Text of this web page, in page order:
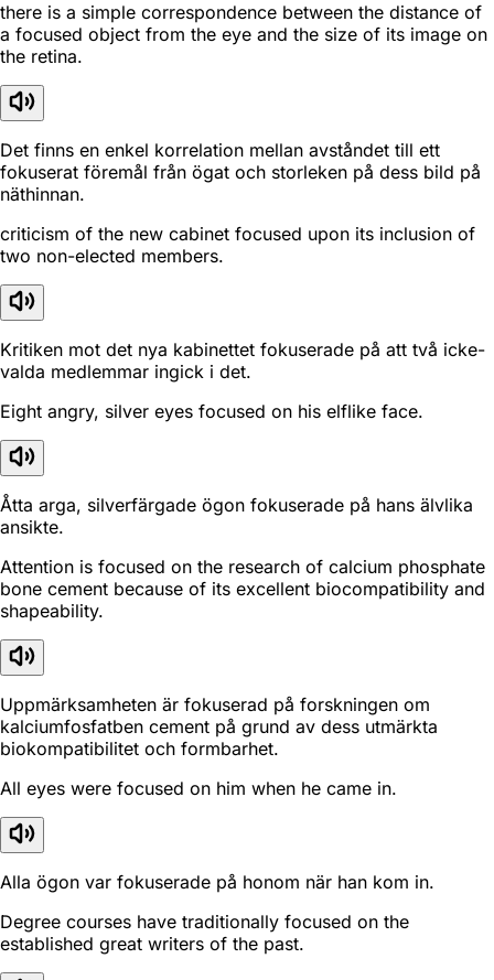
there is a simple correspondence between the distance of
a focused object from the eye and the size of its image on
the retina.
Det finns en enkel korrelation mellan avståndet till ett
fokuserat föremål från ögat och storleken på dess bild på
näthinnan.
criticism of the new cabinet focused upon its inclusion of
two non-elected members.
Kritiken mot det nya kabinettet fokuserade på att två icke-
valda medlemmar ingick i det.
Eight angry, silver eyes focused on his elflike face.
Åtta arga, silverfärgade ögon fokuserade på hans älvlika
ansikte.
Attention is focused on the research of calcium phosphate
bone cement because of its excellent biocompatibility and
shapeability.
Uppmärksamheten är fokuserad på forskningen om
kalciumfosfatben cement på grund av dess utmärkta
biokompatibilitet och formbarhet.
All eyes were focused on him when he came in.
Alla ögon var fokuserade på honom när han kom in.
Degree courses have traditionally focused on the
established great writers of the past.